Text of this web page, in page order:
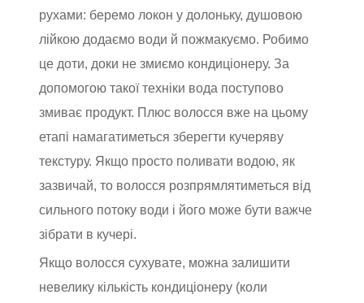
рухами: беремо локон у долоньку, душовою
лійкою додаємо води й пожмакуємо. Робимо
це доти, доки не змиємо кондиціонеру. За
допомогою такої техніки вода поступово
змиває продукт. Плюс волосся вже на цьому
етапі намагатиметься зберегти кучеряву
текстуру. Якщо просто поливати водою, як
зазвичай, то волосся розпрямлятиметься від
сильного потоку води і його може бути важче
зібрати в кучері.
Якщо волосся сухувате, можна залишити
невелику кількість кондиціонеру (коли